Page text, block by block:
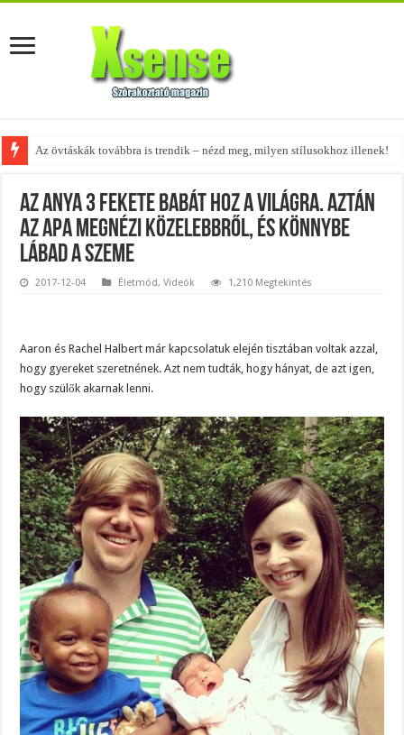
Az övtáskák továbbra is trendik – nézd meg, milyen stílusokhoz illenek!
Az anya 3 fekete babát hoz a világra. Aztán
az apa megnézi közelebbről, és könnybe
lábad a szeme
2017-12-04 Életmód,Videók 1,210 Megtekintés
Aaron és Rachel Halbert már kapcsolatuk elején tisztában voltak azzal,
hogy gyereket szeretnének. Azt nem tudták, hogy hányat, de azt igen,
hogy szülők akarnak lenni.